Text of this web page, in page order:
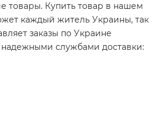
товары. Купить товар в нашем
каждый житель Украины, так
заказы по Украине
службами доставки: